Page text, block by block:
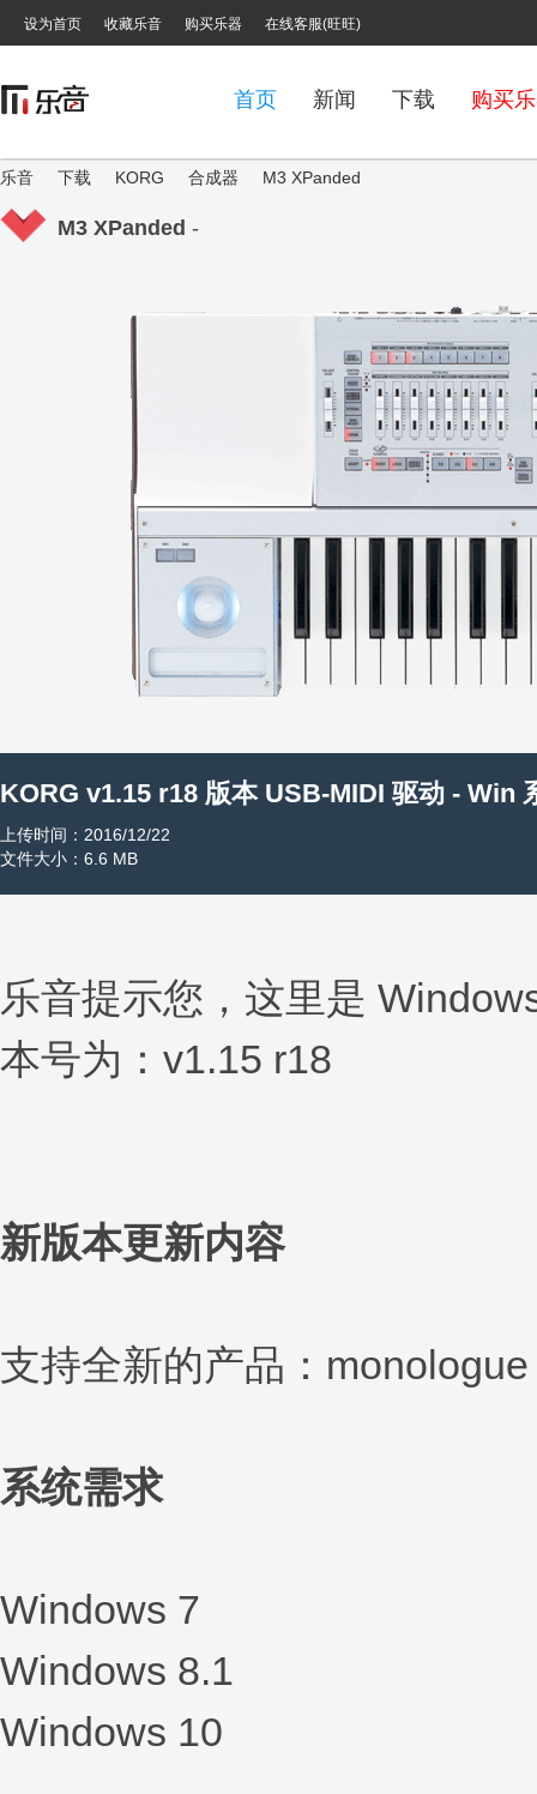
设为首页 收藏乐音 购买乐器 在线客服(旺旺)
首页 新闻 下载 购买
乐音 下载 KORG 合成器 M3 XPanded
M3 XPanded -
KORG v1.15 r18 版本 USB-MIDI 驱动 - Win
上传时间：2016/12/22
文件大小：6.6 MB
乐音提示您，这里是
本号为：v1.15 r18
新版本更新内容
支持全新的产品：monologue
系统需求
Windows 7
Windows 8.1
Windows 10